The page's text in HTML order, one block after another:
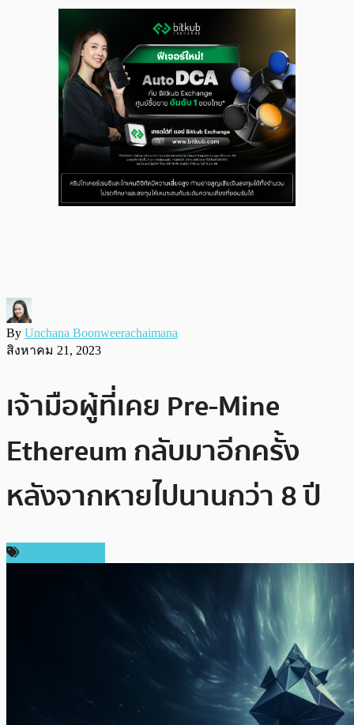
By Unchana Boonweerachaimana
สิงหาคม 21, 2023
เจ้ามือผู้ที่เคย Pre-Mine
Ethereum กลับมาอีกครั้ง
หลังจากหายไปนานกว่า 8 ปี